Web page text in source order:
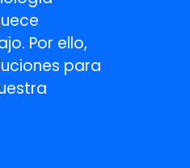
Por ello,
para